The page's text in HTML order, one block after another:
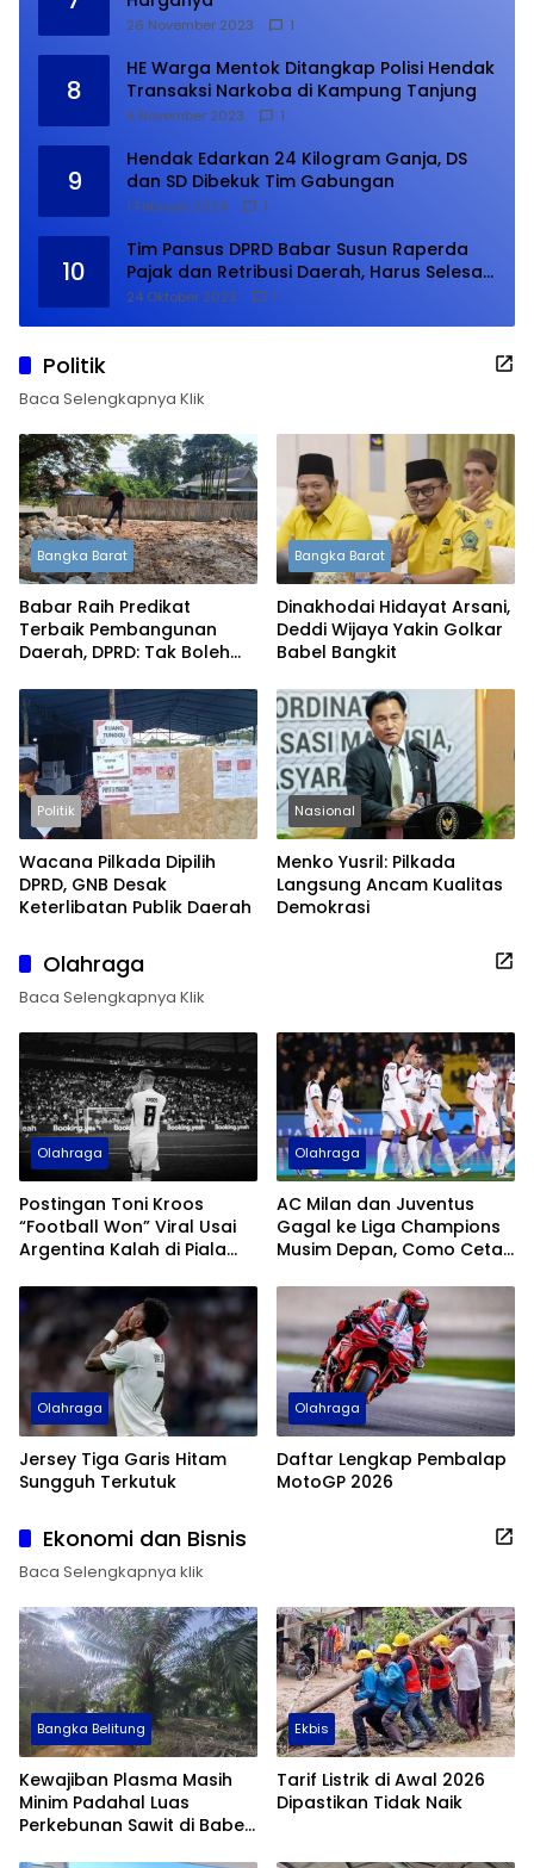
26 November 2023 1
8
HE Warga Mentok Ditangkap Polisi Hendak
Transaksi Narkoba di Kampung Tanjung
9 November 2023 1
9
Hendak Edarkan 24 Kilogram Ganja, DS
dan SD Dibekuk Tim Gabungan
1 Februari 2024 1
10
Tim Pansus DPRD Babar Susun Raperda
Pajak dan Retribusi Daerah, Harus Selesai
Januari 2024
24 Oktober 2023 1
Politik
Baca Selengkapnya Klik
Bangka Barat
Babar Raih Predikat
Terbaik Pembangunan
Daerah, DPRD: Tak Boleh
Bangka Barat
Dinakhodai Hidayat Arsani,
Deddi Wijaya Yakin Golkar
Babel Bangkit
Politik
Wacana Pilkada Dipilih
DPRD, GNB Desak
Keterlibatan Publik Daerah
Nasional
Menko Yusril: Pilkada
Langsung Ancam Kualitas
Demokrasi
Olahraga
Baca Selengkapnya Klik
Olahraga
Postingan Toni Kroos
“Football Won” Viral Usai
Argentina Kalah di Piala
Olahraga
AC Milan dan Juventus
Gagal ke Liga Champions
Musim Depan, Como Cetak
Olahraga
Jersey Tiga Garis Hitam
Sungguh Terkutuk
Olahraga
Daftar Lengkap Pembalap
MotoGP 2026
Ekonomi dan Bisnis
Baca Selengkapnya klik
Bangka Belitung
Kewajiban Plasma Masih
Minim Padahal Luas
Perkebunan Sawit di Babel
Ekbis
Tarif Listrik di Awal 2026
Dipastikan Tidak Naik